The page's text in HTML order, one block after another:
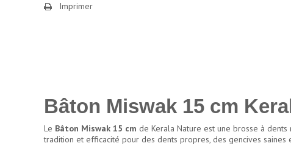
Imprimer
Bâton Miswak 15 cm
Le Bâton Miswak 15 cm de Kerala Nature est une brosse à
tradition et efficacité pour des dents propres, des gencives saines